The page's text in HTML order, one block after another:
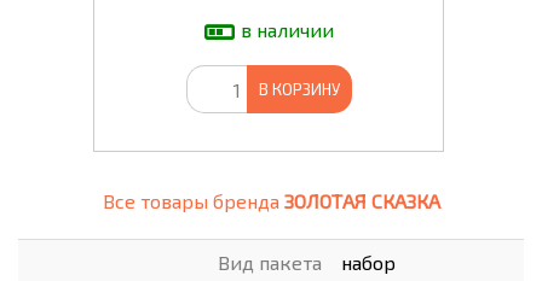
в наличии
В КОРЗИНУ
Все товары бренда ЗОЛОТАЯ СКАЗКА
Вид пакета набор